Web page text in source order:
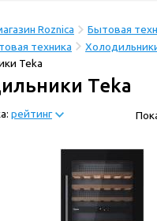
Roznica
Бытовая
техника
Teka
Teka
рейтинг